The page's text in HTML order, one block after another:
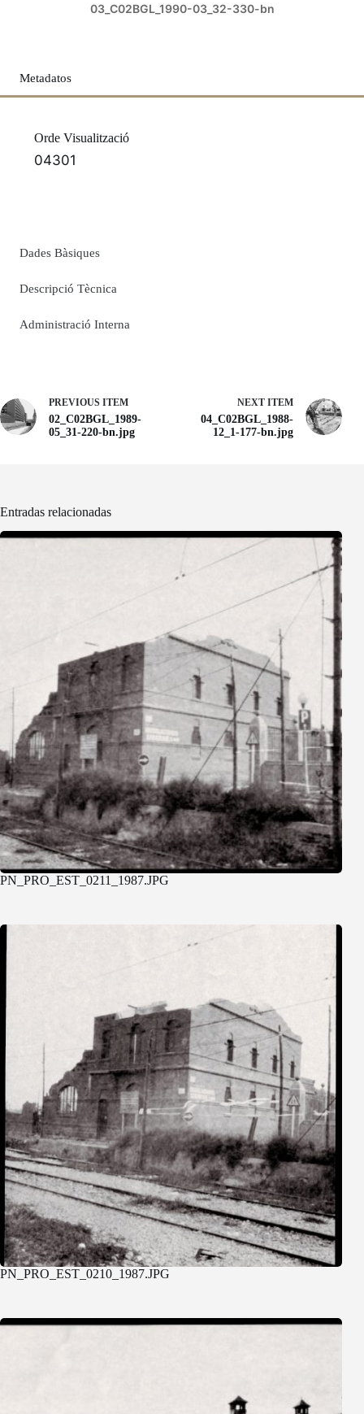
03_C02BGL_1990-03_32-330-bn
Metadatos
Orde Visualització
04301
Dades Bàsiques
Descripció Tècnica
Administració Interna
PREVIOUS ITEM
02_C02BGL_1989-
05_31-220-bn.jpg
NEXT ITEM
04_C02BGL_1988-
12_1-177-bn.jpg
Entradas relacionadas
PN_PRO_EST_0211_1987.JPG
PN_PRO_EST_0210_1987.JPG